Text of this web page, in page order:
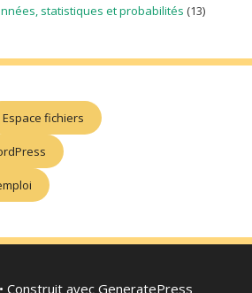
statistiques et probabilités (13)
Espace fichiers
• Construit avec GeneratePress